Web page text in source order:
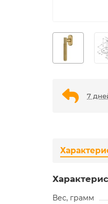
7
Вес, грамм